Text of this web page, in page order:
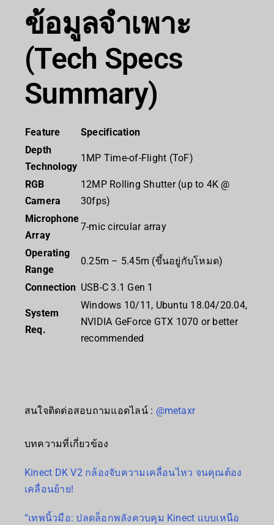
ข้อมูลจำเพาะ
(Tech Specs
Summary)
Feature
Specification
Depth
Technology
1MP Time-of-Flight (ToF)
RGB
Camera
12MP Rolling Shutter (up to 4K @
30fps)
Microphone
Array
7-mic circular array
Operating
Range
0.25m – 5.45m (ขึ้นอยู่กับโหมด)
Connection USB-C 3.1 Gen 1
System
Req.
Windows 10/11, Ubuntu 18.04/20.04,
NVIDIA GeForce GTX 1070 or better
recommended
สนใจติดต่อสอบถามแอดไลน์ : @metaxr
บทความที่เกี่ยวข้อง
Kinect DK V2 กล้องจับความเคลื่อนไหว จนคุณต้อง
เคลื่อนย้าย!
“เทพนิ้วมือ: ปลดล็อกพลังควบคุม Kinect แบบเหนือ